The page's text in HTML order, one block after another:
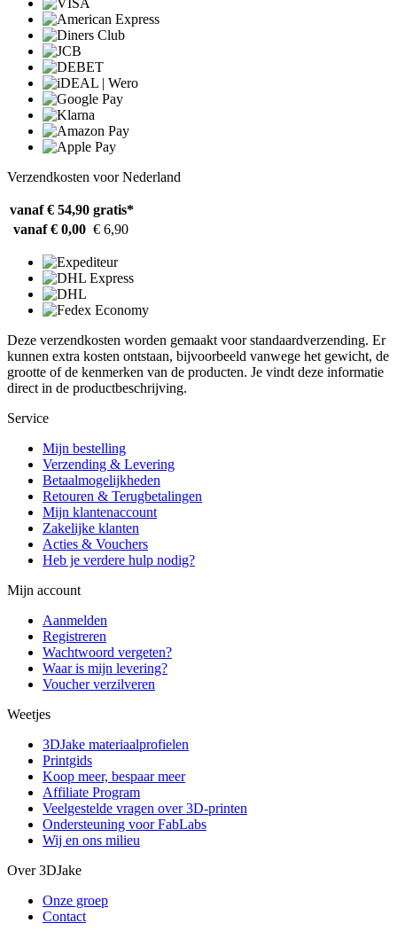
Verzendkosten voor Nederland
vanaf € 54,90 gratis*
vanaf € 0,00 € 6,90
Deze verzendkosten worden gemaakt voor standaardverzending. Er
kunnen extra kosten ontstaan, bijvoorbeeld vanwege het gewicht, de
grootte of de kenmerken van de producten. Je vindt deze informatie
direct in de productbeschrijving.
Service
Mijn bestelling
Verzending & Levering
Betaalmogelijkheden
Retouren & Terugbetalingen
Mijn klantenaccount
Zakelijke klanten
Acties & Vouchers
Heb je verdere hulp nodig?
Mijn account
Aanmelden
Registreren
Wachtwoord vergeten?
Waar is mijn levering?
Voucher verzilveren
Weetjes
3DJake materiaalprofielen
Printgids
Koop meer, bespaar meer
Affiliate Program
Veelgestelde vragen over 3D-printen
Ondersteuning voor FabLabs
Wij en ons milieu
Over 3DJake
Onze groep
Contact